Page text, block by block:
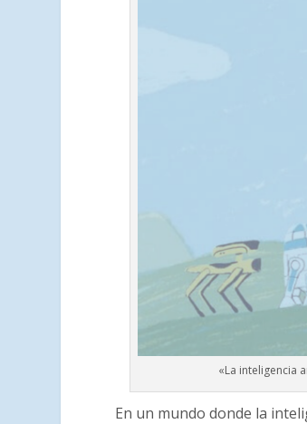
«La inteligencia
En un mundo donde la